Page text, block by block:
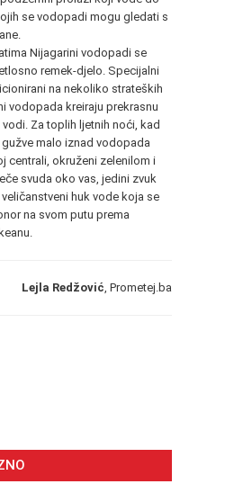
se vodopadi mogu gledati s
Nijagarini vodopadi se
remek-djelo. Specijalni
na nekoliko strateških
vodopada kreiraju prekrasnu
Za toplih ljetnih noći, kad
malo iznad vodopada
centrali, okruženi zelenilom i
svuda oko vas, jedini zvuk
huk vode koja se
na svom putu prema
Lejla Redžović , Prometej.ba